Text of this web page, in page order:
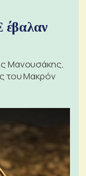
έβαλαν
Μανουσάκης,
του Μακρόν